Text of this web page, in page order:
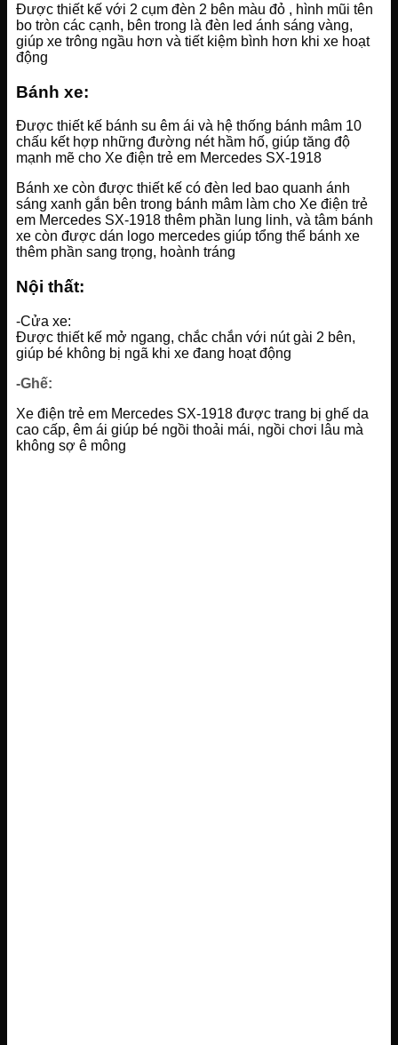
Được thiết kế với 2 cụm đèn 2 bên màu đỏ , hình mũi tên
bo tròn các cạnh, bên trong là đèn led ánh sáng vàng,
giúp xe trông ngầu hơn và tiết kiệm bình hơn khi xe hoạt
động
Bánh xe:
Được thiết kế bánh su êm ái và hệ thống bánh mâm 10
chấu kết hợp những đường nét hầm hố, giúp tăng độ
mạnh mẽ cho Xe điện trẻ em Mercedes SX-1918
Bánh xe còn được thiết kế có đèn led bao quanh ánh
sáng xanh gắn bên trong bánh mâm làm cho Xe điện trẻ
em Mercedes SX-1918 thêm phần lung linh, và tâm bánh
xe còn được dán logo mercedes giúp tổng thể bánh xe
thêm phần sang trọng, hoành tráng
Nội thất:
-Cửa xe:
Được thiết kế mở ngang, chắc chắn với nút gài 2 bên,
giúp bé không bị ngã khi xe đang hoạt động
-Ghế:
Xe điện trẻ em Mercedes SX-1918 được trang bị ghế da
cao cấp, êm ái giúp bé ngồi thoải mái, ngồi chơi lâu mà
không sợ ê mông